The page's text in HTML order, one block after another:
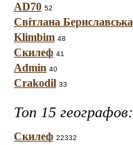
AD70 52
Світлана Бериславська
Klimbim 48
Скилеф 41
Admin 40
Crakodil 33
Топ 15 географов:
Скилеф 22332